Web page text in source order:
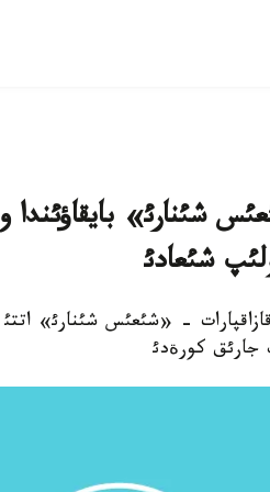
شئعادئ
قئركذيةكتئث 23-ئ. قازاقپارات - «شئعئس